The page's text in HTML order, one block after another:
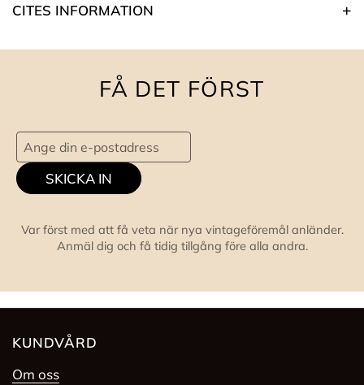
CITES INFORMATION
FÅ DET FÖRST
SKICKA IN
Var först med att få veta när nya vintageföremål anländer.
Anmäl dig och få tidig tillgång före alla andra.
KUNDVÅRD
Om oss